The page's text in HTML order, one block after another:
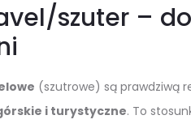
szuter –
(szutrowe) są prawdziwą
i turystyczne. To